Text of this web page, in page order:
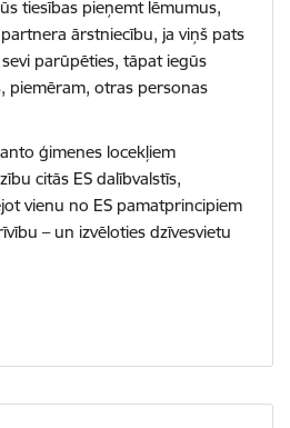
tiesības pieņemt lēmumus,
ārstniecību, ja viņš pats
parūpēties, tāpat iegūs
piemēram, otras personas
ģimenes locekļiem
citās ES dalībvalstīs,
vienu no ES pamatprincipiem
– un izvēloties dzīvesvietu